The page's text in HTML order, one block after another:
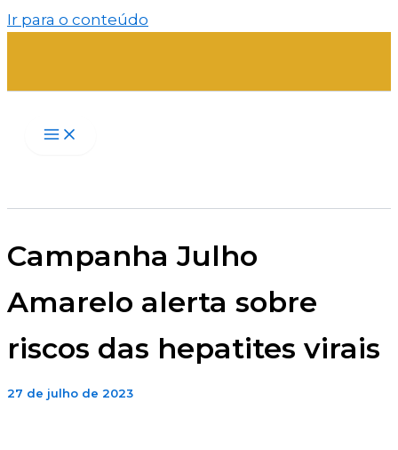
Ir para o conteúdo
Campanha Julho
Amarelo alerta sobre
riscos das hepatites virais
27 de julho de 2023